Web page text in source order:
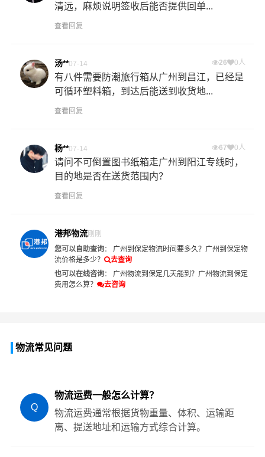
清远，麻烦说明签收后能否提供回单...
查看回复
汤**07-14 26 0人
有八件需要防潮旅行箱从广州到昌江，已经是
可循环塑料箱，到达后能送到收货地...
查看回复
杨**07-14 67 0人
请问不可倒置图书纸箱走广州到阳江专线时，
目的地是否在送货范围内？
查看回复
港邦物流刚刚
您可以自助查询： 广州到保定物流时间要多久？ 广州到保定物
流价格是多少？
去查询
也可以在线咨询： 广州物流到保定几天能到？ 广州物流到保定
费用怎么算？
去咨询
物流常见问题
Q
物流运费一般怎么计算？
物流运费通常根据货物重量、体积、运输距
离、提送地址和运输方式综合计算。